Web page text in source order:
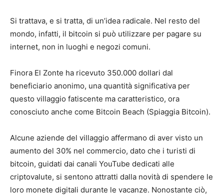
Si trattava, e si tratta, di un’idea radicale. Nel resto del
mondo, infatti, il bitcoin si può utilizzare per pagare su
internet, non in luoghi e negozi comuni.
Finora El Zonte ha ricevuto 350.000 dollari dal
beneficiario anonimo, una quantità significativa per
questo villaggio fatiscente ma caratteristico, ora
conosciuto anche come Bitcoin Beach (Spiaggia Bitcoin).
Alcune aziende del villaggio affermano di aver visto un
aumento del 30% nel commercio, dato che i turisti di
bitcoin, guidati dai canali YouTube dedicati alle
criptovalute, si sentono attratti dalla novità di spendere le
loro monete digitali durante le vacanze. Nonostante ciò,